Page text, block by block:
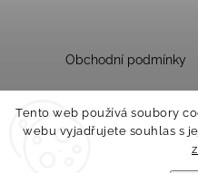
Tento web používá soubory
webu vyjadřujete souhlas s
Obchodní podmínky